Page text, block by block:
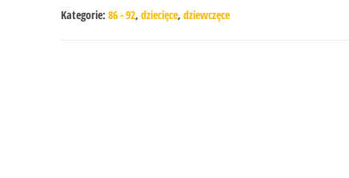
Kategorie: 86 - 92, dziecięce, dziewczęce